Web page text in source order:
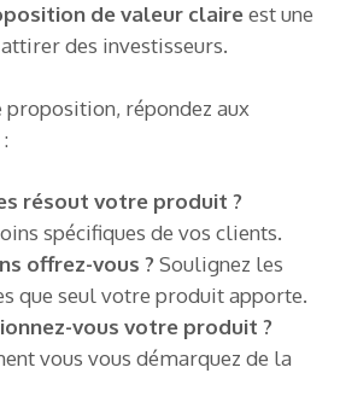
de valeur claireest une
des investisseurs.
répondez aux
résout votre produit ?
spécifiques de vos clients.
offrez-vous ? Soulignez les
que seul votre produit apporte.
vous votre produit ?
vous vous démarquez de la